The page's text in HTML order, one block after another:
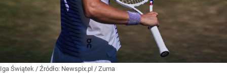
Iga Świątek / Źródło: Newspix.pl / Zuma